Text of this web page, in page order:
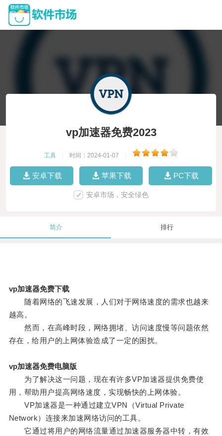
vp加速器免费2023
工具 时间：2024-01-07
安卓下载 苹果下载 PC下载
安卓市场，安全绿色
简介 排行
vp加速器免费下载
随着网络的飞速发展，人们对于网络速度的需求也越来
越高。
然而，在高峰时段，网络拥堵、访问速度慢等问题依然
存在，给用户的上网体验造成了一定的困扰。
vp加速器免费电脑版
为了解决这一问题，现在有许多VP加速器提供免费使
用，帮助用户提高网络速度，实现畅快的上网体验。
VP加速器是一种通过建立VPN（Virtual Private
Network）连接来加速网络访问的工具。
它通过将用户的网络流量通过加速器服务器中转，有效